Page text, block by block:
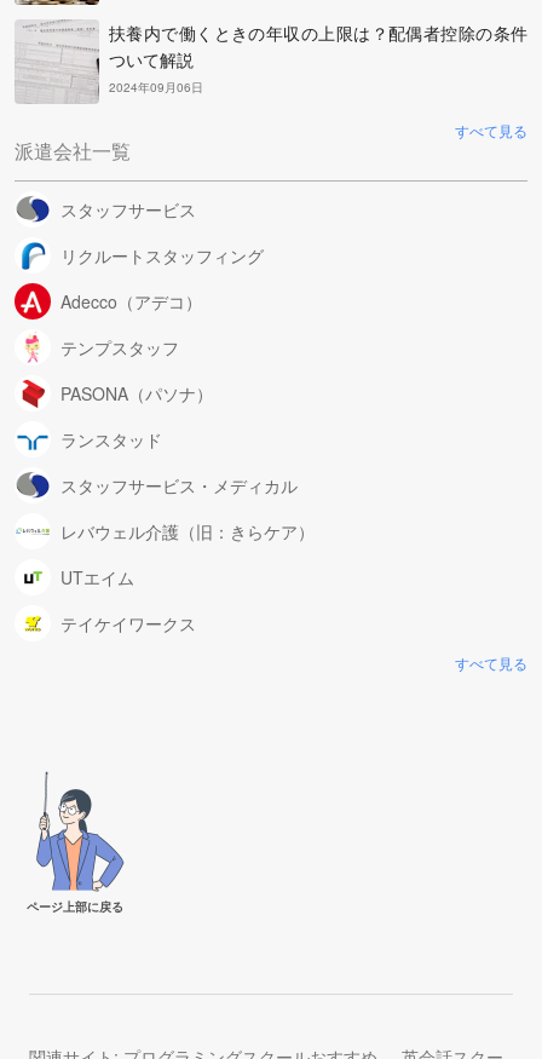
扶養内で働くときの年収の上限は？配偶者控除の条件
ついて解説
2024年09月06日
すべて見る
派遣会社一覧
スタッフサービス
リクルートスタッフィング
Adecco（アデコ）
テンプスタッフ
PASONA（パソナ）
ランスタッド
スタッフサービス・メディカル
レバウェル介護（旧：きらケア）
UTエイム
テイケイワークス
すべて見る
ページ上部に戻る